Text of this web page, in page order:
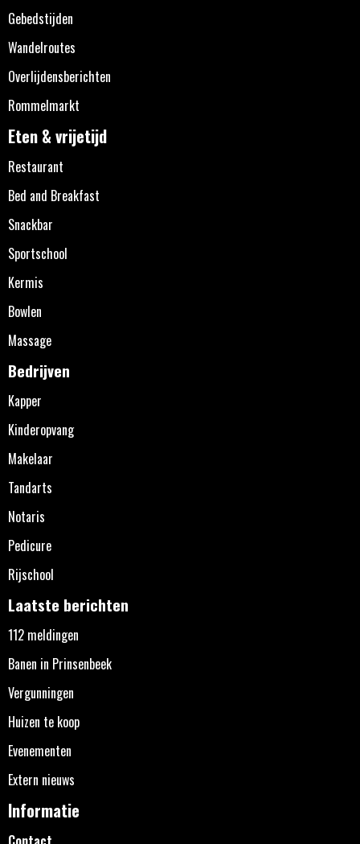
Gebedstijden
Wandelroutes
Overlijdensberichten
Rommelmarkt
Eten & vrijetijd
Restaurant
Bed and Breakfast
Snackbar
Sportschool
Kermis
Bowlen
Massage
Bedrijven
Kapper
Kinderopvang
Makelaar
Tandarts
Notaris
Pedicure
Rijschool
Laatste berichten
112 meldingen
Banen in Prinsenbeek
Vergunningen
Huizen te koop
Evenementen
Extern nieuws
Informatie